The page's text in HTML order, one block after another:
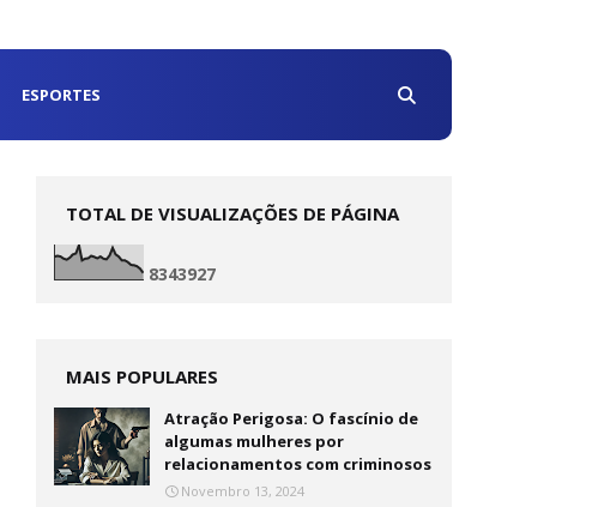
ESPORTES
TOTAL DE VISUALIZAÇÕES DE PÁGINA
8343927
MAIS POPULARES
Atração Perigosa: O fascínio de
algumas mulheres por
relacionamentos com criminosos
Novembro 13, 2024